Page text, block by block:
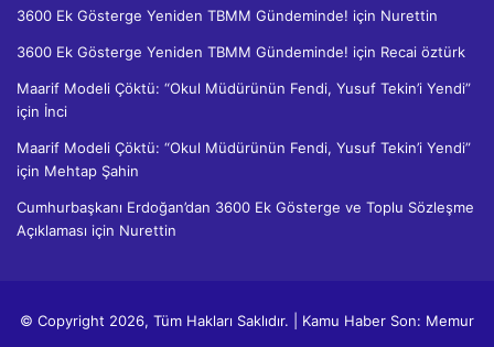
3600 Ek Gösterge Yeniden TBMM Gündeminde! için Nurettin
3600 Ek Gösterge Yeniden TBMM Gündeminde! için Recai öztürk
Maarif Modeli Çöktü: “Okul Müdürünün Fendi, Yusuf Tekin’i Yendi”
için İnci
Maarif Modeli Çöktü: “Okul Müdürünün Fendi, Yusuf Tekin’i Yendi”
için Mehtap Şahin
Cumhurbaşkanı Erdoğan’dan 3600 Ek Gösterge ve Toplu Sözleşme
Açıklaması için Nurettin
© Copyright 2026, Tüm Hakları Saklıdır. | Kamu Haber Son: Memur